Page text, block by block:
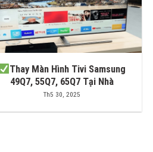
Thay Màn Hình Tivi Samsung
49Q7, 55Q7, 65Q7 Tại Nhà
Th5 30, 2025